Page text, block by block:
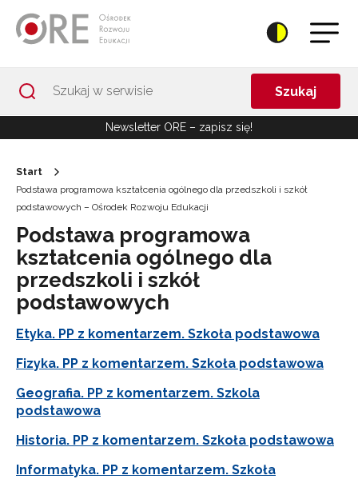
Szukaj
Newsletter ORE – zapisz się!
Start
Podstawa programowa kształcenia ogólnego dla przedszkoli i szkół
podstawowych – Ośrodek Rozwoju Edukacji
Podstawa programowa
kształcenia ogólnego dla
przedszkoli i szkół
podstawowych
Etyka. PP z komentarzem. Szkoła podstawowa
Fizyka. PP z komentarzem. Szkoła podstawowa
Geografia. PP z komentarzem. Szkola
podstawowa
Historia. PP z komentarzem. Szkoła podstawowa
Informatyka. PP z komentarzem. Szkoła